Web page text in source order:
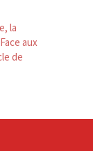
la
aux
de